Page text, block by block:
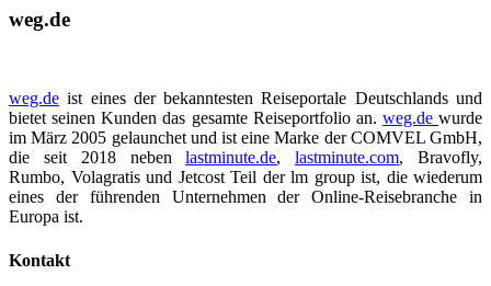
weg.de
weg.de ist eines der bekanntesten Reiseportale Deutschlands und
bietet seinen Kunden das gesamte Reiseportfolio an. weg.de wurde
im März 2005 gelaunchet und ist eine Marke der COMVEL GmbH,
die seit 2018 nebenlastminute.de,lastminute.com, Bravofly,
Rumbo, Volagratis und Jetcost Teil der lm group ist, die wiederum
eines der führenden Unternehmen der Online-Reisebranche in
Europa ist.
Kontakt